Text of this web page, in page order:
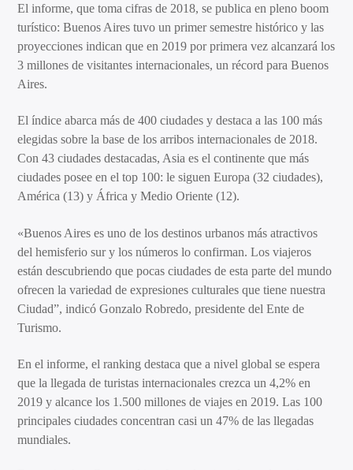
El informe, que toma cifras de 2018, se publica en pleno boom
turístico: Buenos Aires tuvo un primer semestre histórico y las
proyecciones indican que en 2019 por primera vez alcanzará los
3 millones de visitantes internacionales, un récord para Buenos
Aires.
El índice abarca más de 400 ciudades y destaca a las 100 más
elegidas sobre la base de los arribos internacionales de 2018.
Con 43 ciudades destacadas, Asia es el continente que más
ciudades posee en el top 100: le siguen Europa (32 ciudades),
América (13) y África y Medio Oriente (12).
«Buenos Aires es uno de los destinos urbanos más atractivos
del hemisferio sur y los números lo confirman. Los viajeros
están descubriendo que pocas ciudades de esta parte del mundo
ofrecen la variedad de expresiones culturales que tiene nuestra
Ciudad”, indicó Gonzalo Robredo, presidente del Ente de
Turismo.
En el informe, el ranking destaca que a nivel global se espera
que la llegada de turistas internacionales crezca un 4,2% en
2019 y alcance los 1.500 millones de viajes en 2019. Las 100
principales ciudades concentran casi un 47% de las llegadas
mundiales.